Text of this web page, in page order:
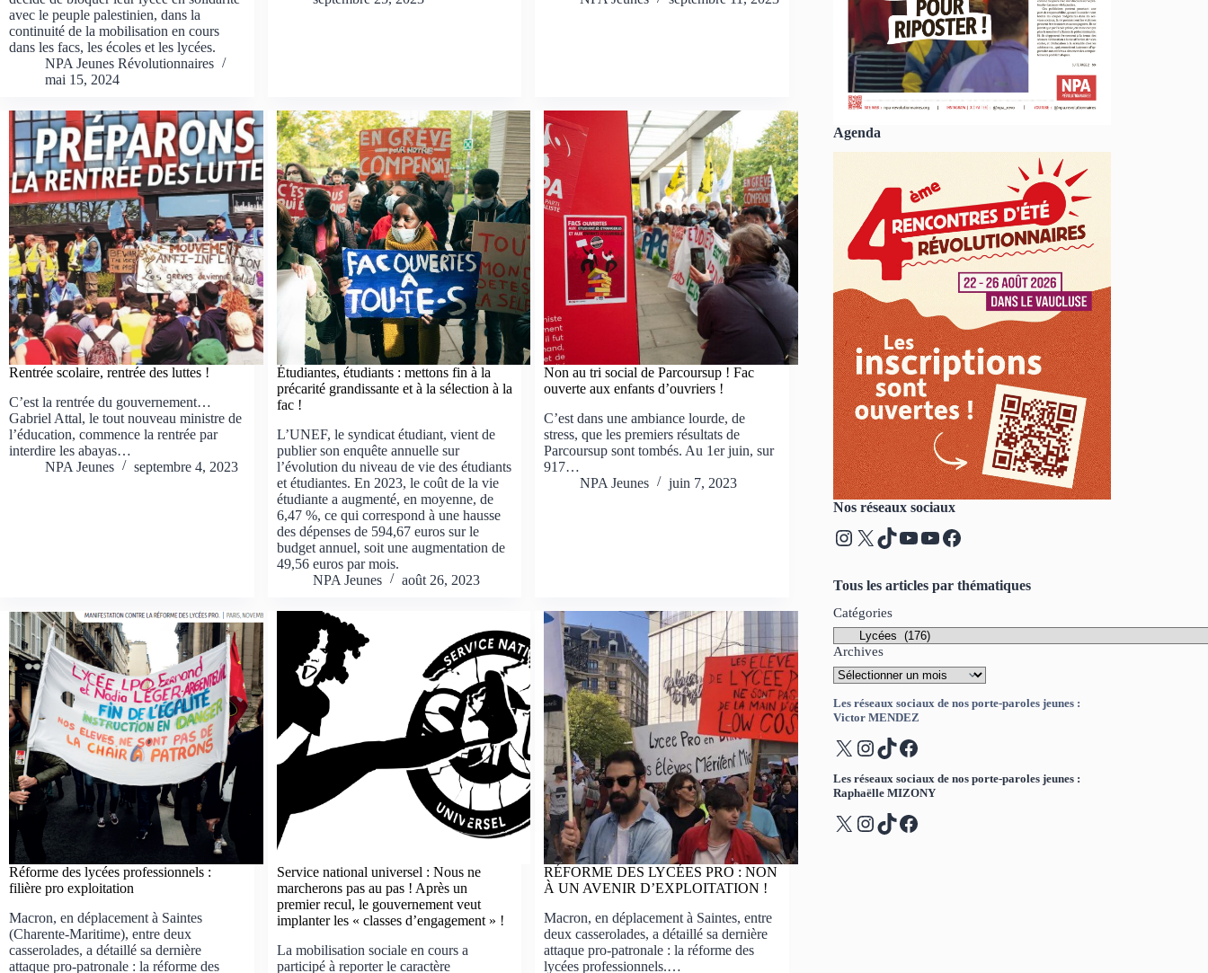
avec le peuple palestinien, dans la
continuité de la mobilisation en cours
dans les facs, les écoles et les lycées.
NPA Jeunes Révolutionnaires
mai 15, 2024
Rentrée scolaire, rentrée des luttes !
C’est la rentrée du gouvernement…
Gabriel Attal, le tout nouveau ministre de
l’éducation, commence la rentrée par
interdire les abayas…
NPA Jeunes
septembre 4, 2023
Étudiantes, étudiants : mettons fin à la
précarité grandissante et à la sélection à la
fac !
L’UNEF, le syndicat étudiant, vient de
publier son enquête annuelle sur
l’évolution du niveau de vie des étudiants
et étudiantes. En 2023, le coût de la vie
étudiante a augmenté, en moyenne, de
6,47 %, ce qui correspond à une hausse
des dépenses de 594,67 euros sur le
budget annuel, soit une augmentation de
49,56 euros par mois.
NPA Jeunes
août 26, 2023
Non au tri social de Parcoursup ! Fac
ouverte aux enfants d’ouvriers !
C’est dans une ambiance lourde, de
stress, que les premiers résultats de
Parcoursup sont tombés. Au 1er juin, sur
917…
NPA Jeunes
juin 7, 2023
Réforme des lycées professionnels :
filière pro exploitation
Macron, en déplacement à Saintes
(Charente-Maritime), entre deux
casserolades, a détaillé sa dernière
attaque pro-patronale : la réforme des
Service national universel : Nous ne
marcherons pas au pas ! Après un
premier recul, le gouvernement veut
implanter les « classes d’engagement » !
La mobilisation sociale en cours a
participé à reporter le caractère
RÉFORME DES LYCÉES PRO : NON
À UN AVENIR D’EXPLOITATION !
Macron, en déplacement à Saintes, entre
deux casserolades, a détaillé sa dernière
attaque pro-patronale : la réforme des
lycées professionnels.…
Agenda
Nos réseaux sociaux
Instagram
X TikTok
YouTube
YouTube
Facebook
Tous les articles par thématiques
Catégories
Archives
Les réseaux sociaux de nos porte-paroles jeunes :
Victor MENDEZ
X Instagram
TikTok
Facebook
Les réseaux sociaux de nos porte-paroles jeunes :
Raphaëlle MIZONY
X Instagram
TikTok
Facebook